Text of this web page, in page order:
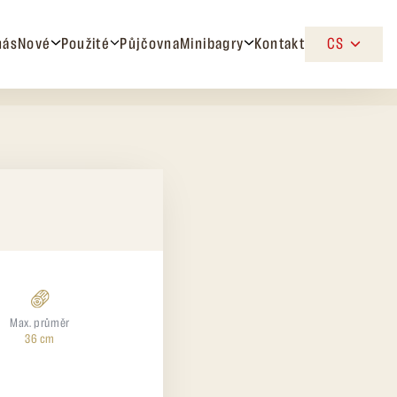
Nové Použité PůjčovnaMinibagry Kontakt CS
Max. průměr
36 cm